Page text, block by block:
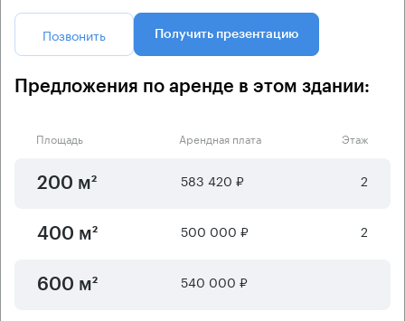
Позвонить Получить презентацию
Предложения по аренде в этом здании:
Площадь Арендная плата Этаж
200 м² 583 420 ₽ 2
400 м² 500 000 ₽ 2
600 м² 540 000 ₽